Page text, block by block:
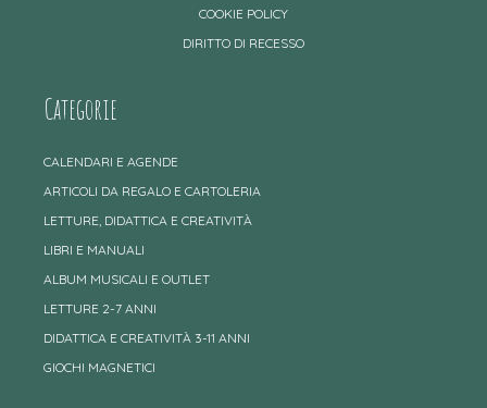
COOKIE POLICY
DIRITTO DI RECESSO
Categorie
CALENDARI E AGENDE
ARTICOLI DA REGALO E CARTOLERIA
LETTURE, DIDATTICA E CREATIVITÀ
LIBRI E MANUALI
ALBUM MUSICALI E OUTLET
LETTURE 2-7 ANNI
DIDATTICA E CREATIVITÀ 3-11 ANNI
GIOCHI MAGNETICI